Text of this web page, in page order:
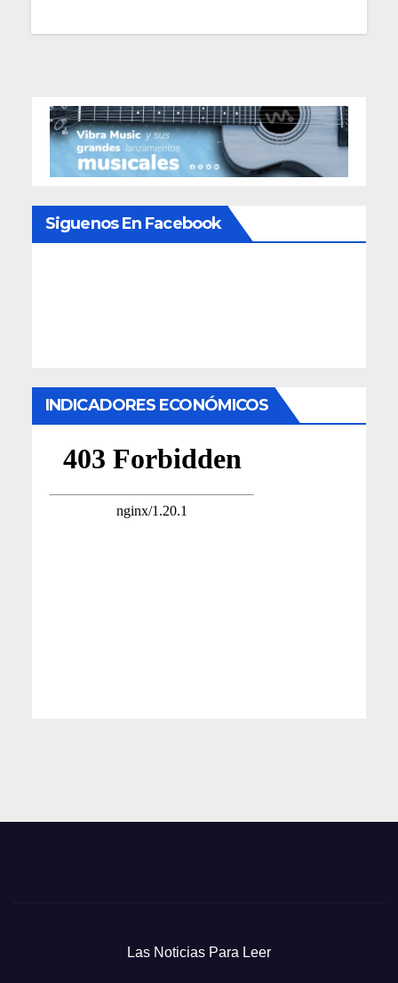
Siguenos En Facebook
INDICADORES ECONÓMICOS
Las Noticias Para Leer